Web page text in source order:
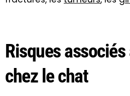
Risques
chez le chat